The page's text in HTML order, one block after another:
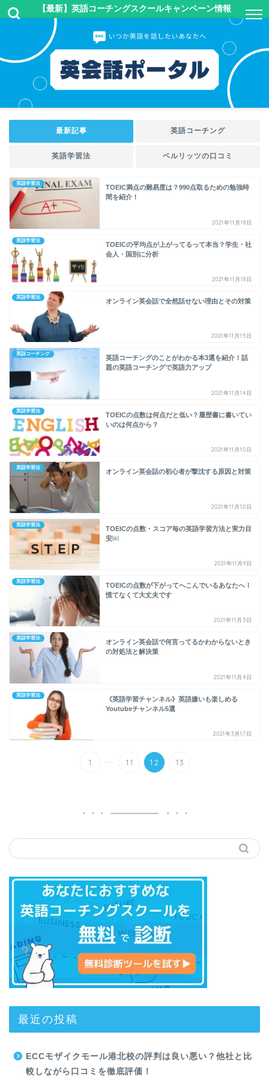
【最新】英語コーチングスクールキャンペーン情報
最新記事 英語コーチング
英語学習法 ベルリッツの口コミ
英語学習法
TOEIC満点の難易度は？990点取るための勉強時
間を紹介！
2021年11月18日
英語学習法
TOEICの平均点が上がってるって本当？学生・社
会人・国別に分析
2021年11月18日
英語学習法
オンライン英会話で全然話せない理由とその対策
2021年11月15日
英語コーチング
英語コーチングのことがわかる本3選を紹介！話
題の英語コーチングで英語力アップ
2021年11月14日
英語学習法
TOEICの点数は何点だと低い？履歴書に書いてい
いのは何点から？
2021年11月10日
英語学習法
オンライン英会話の初心者が撃沈する原因と対策
2021年11月10日
英語学習法
TOEICの点数・スコア毎の英語学習方法と実力目
安￼
2021年11月9日
英語学習法
TOEICの点数が下がってへこんでいるあなたへ！
慌てなくて大丈夫です
2021年11月5日
英語学習法
オンライン英会話で何言ってるかわからないとき
の対処法と解決策
2021年11月4日
英語学習法
《英語学習チャンネル》英語嫌いも楽しめる
Youtubeチャンネル5選
2021年3月17日
1 ... 11 12 13
最近の投稿
ECCモザイクモール港北校の評判は良い悪い？他社と比
較しながら口コミを徹底評価！